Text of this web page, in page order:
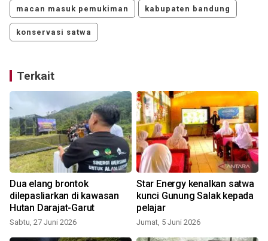
macan masuk pemukiman kabupaten bandung
konservasi satwa
Terkait
Dua elang brontok
dilepasliarkan di kawasan
Hutan Darajat-Garut
Sabtu, 27 Juni 2026
Star Energy kenalkan satwa
kunci Gunung Salak kepada
pelajar
Jumat, 5 Juni 2026